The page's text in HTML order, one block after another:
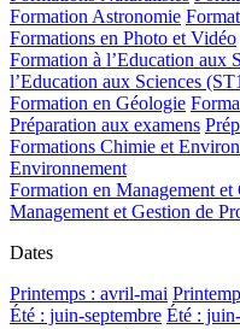
Formation Astronomie
Formations en Photo et Vidéo
Formation à l’Education aux
l’Education aux Sciences
Formation en Géologie
Préparation aux examens
Formations Chimie et
Environnement
Formation en Management et
Management et Gestion de
Dates
Printemps : avril-mai
Été : juin-septembre Été :